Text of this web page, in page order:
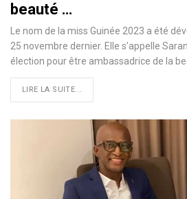
beauté …
Le nom de la miss Guinée 2023 a été
25 novembre dernier. Elle s’appelle
élection pour être ambassadrice de la
LIRE LA SUITE...